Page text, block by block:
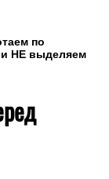
по
и НЕ выделяем